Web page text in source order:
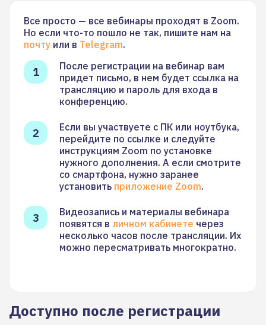
Все просто — все вебинары проходят в Zoom.
Но если что-то пошло не так, пишите нам на
почту или в Telegram.
После регистрации на вебинар вам
придет письмо, в нем будет ссылка на
трансляцию и пароль для входа в
конференцию.
Если вы участвуете с ПК или ноутбука,
перейдите по ссылке и следуйте
инструкциям Zoom по установке
нужного дополнения. А если смотрите
со смартфона, нужно заранее
установить приложение Zoom.
Видеозапись и материалы вебинара
появятся в личном кабинете через
несколько часов после трансляции. Их
можно пересматривать многократно.
Доступно после регистрации